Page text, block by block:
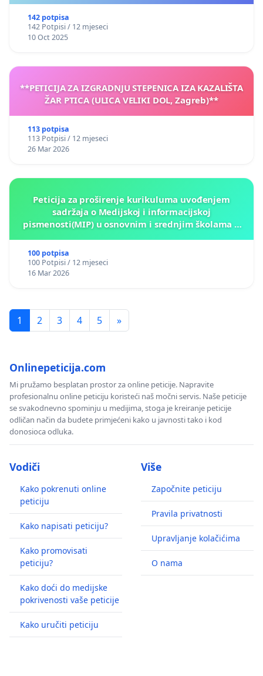
142 potpisa
142 Potpisi / 12 mjeseci
10 Oct 2025
**PETICIJA ZA IZGRADNJU STEPENICA IZA KAZALIŠTA
ŽAR PTICA (ULICA VELIKI DOL, Zagreb)**
113 potpisa
113 Potpisi / 12 mjeseci
26 Mar 2026
Peticija za proširenje kurikuluma uvođenjem
sadržaja o Medijskoj i informacijskoj
pismenosti(MIP) u osnovnim i srednjim školama u
100 potpisa
100 Potpisi / 12 mjeseci
16 Mar 2026
1 2 3 4 5 »
Onlinepeticija.com
Mi pružamo besplatan prostor za online peticije. Napravite
profesionalnu online peticiju koristeći naš močni servis. Naše peticije
se svakodnevno spominju u medijima, stoga je kreiranje peticije
odličan način da budete primjećeni kako u javnosti tako i kod
donosioca odluka.
Vodiči
Kako pokrenuti online
peticiju
Kako napisati peticiju?
Kako promovisati
peticiju?
Kako doći do medijske
pokrivenosti vaše peticije
Kako uručiti peticiju
Više
Započnite peticiju
Pravila privatnosti
Upravljanje kolačićima
O nama